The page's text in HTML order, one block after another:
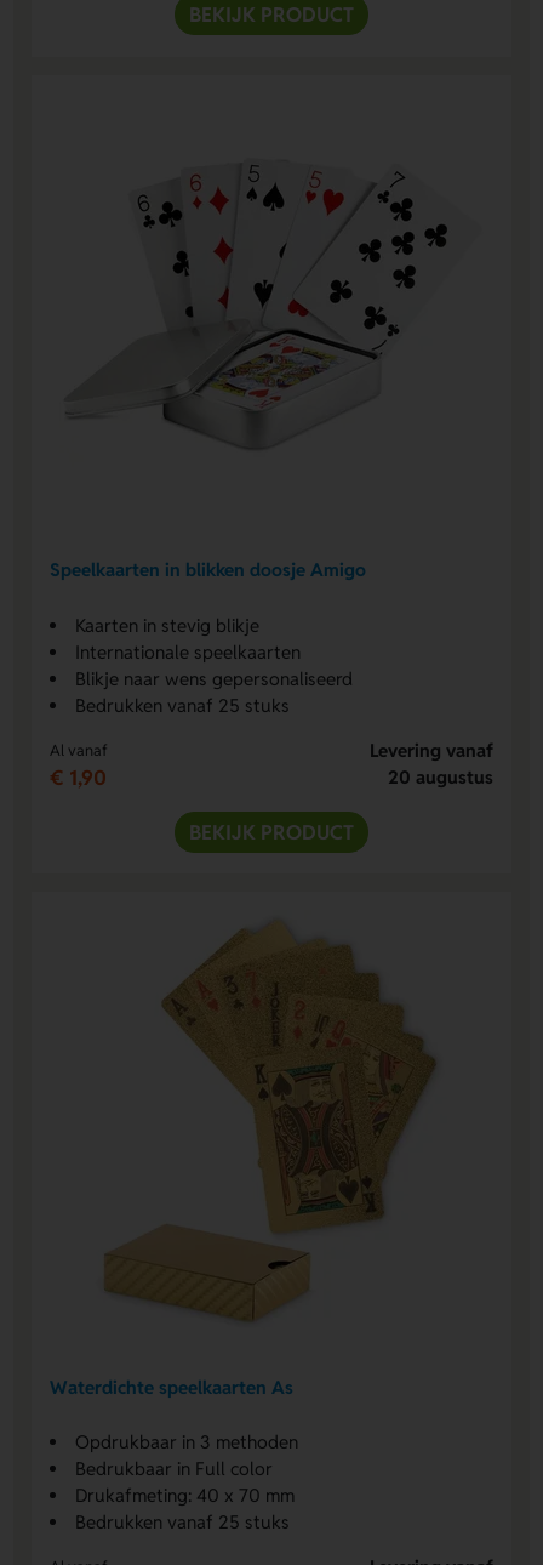
BEKIJK PRODUCT
Speelkaarten in blikken doosje Amigo
Kaarten in stevig blikje
Internationale speelkaarten
Blikje naar wens gepersonaliseerd
Bedrukken vanaf 25 stuks
Al vanaf
€ 1,90
Levering vanaf
20 augustus
BEKIJK PRODUCT
Waterdichte speelkaarten As
Opdrukbaar in 3 methoden
Bedrukbaar in Full color
Drukafmeting: 40 x 70 mm
Bedrukken vanaf 25 stuks